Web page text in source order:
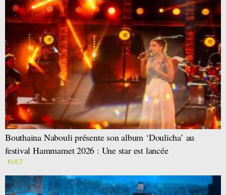
Bouthaina Nabouli présente son album ‘Doulicha’ au
festival Hammamet 2026 : Une star est lancée
KULT